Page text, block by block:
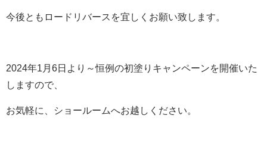
今後ともロードリバースを宜しくお願い致します。
2024年1月6日より～恒例の初塗りキャンペーンを開催いた
しますので、
お気軽に、ショールームへお越しください。